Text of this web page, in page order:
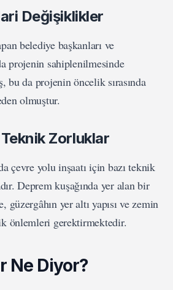
Değişiklikler
belediye başkanları ve
projenin sahiplenilmesinde
bu da projenin öncelik sırasında
olmuştur.
Zorluklar
çevre yolu inşaatı için bazı teknik
Deprem kuşağında yer alan bir
güzergâhın yer altı yapısı ve zemin
önlemleri gerektirmektedir.
Ne Diyor?